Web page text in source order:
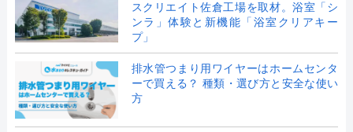
スクリエイト佐倉工場を取材。浴室「シ
ンラ」体験と新機能「浴室クリアキー
プ」
排水管つまり用ワイヤーはホームセンタ
ーで買える？ 種類・選び方と安全な使い
方